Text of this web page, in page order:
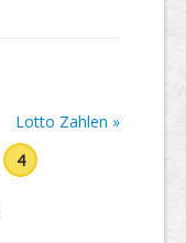
Lotto Zahlen »
4